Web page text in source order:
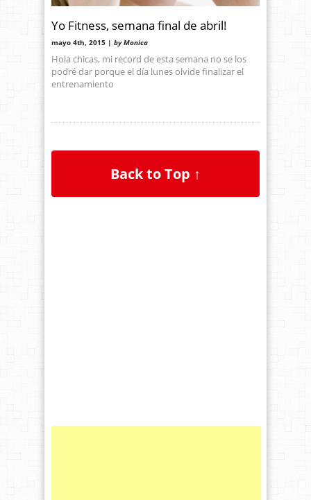
Yo Fitness, semana final de abril!
mayo 4th, 2015 | by Monica
Hola chicas, mi record de esta semana no se los
podré dar porque el día lunes olvide finalizar el
entrenamiento
Back to Top ↑